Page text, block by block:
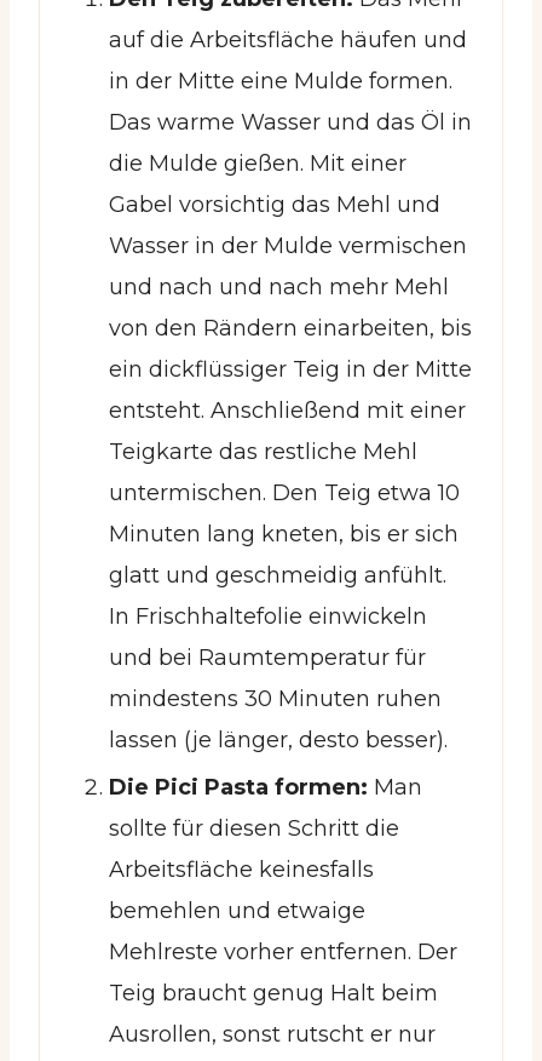
auf die Arbeitsfläche häufen und
in der Mitte eine Mulde formen.
Das warme Wasser und das Öl in
die Mulde gießen. Mit einer
Gabel vorsichtig das Mehl und
Wasser in der Mulde vermischen
und nach und nach mehr Mehl
von den Rändern einarbeiten, bis
ein dickflüssiger Teig in der Mitte
entsteht. Anschließend mit einer
Teigkarte das restliche Mehl
untermischen. Den Teig etwa 10
Minuten lang kneten, bis er sich
glatt und geschmeidig anfühlt.
In Frischhaltefolie einwickeln
und bei Raumtemperatur für
mindestens 30 Minuten ruhen
lassen (je länger, desto besser).
Die Pici Pasta formen: Man
sollte für diesen Schritt die
Arbeitsfläche keinesfalls
bemehlen und etwaige
Mehlreste vorher entfernen. Der
Teig braucht genug Halt beim
Ausrollen, sonst rutscht er nur